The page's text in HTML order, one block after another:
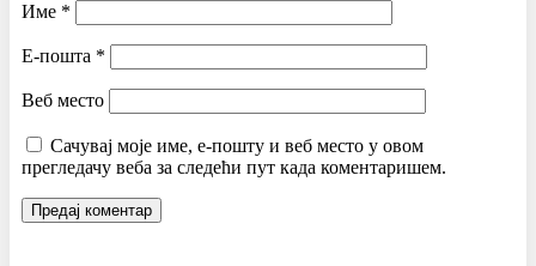
Име *
Е-пошта *
Веб место
Сачувај моје име, е-пошту и веб место у овом
прегледачу веба за следећи пут када коментаришем.